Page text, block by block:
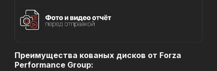
Преимущества кованых дисков от Forza
Performance Group: